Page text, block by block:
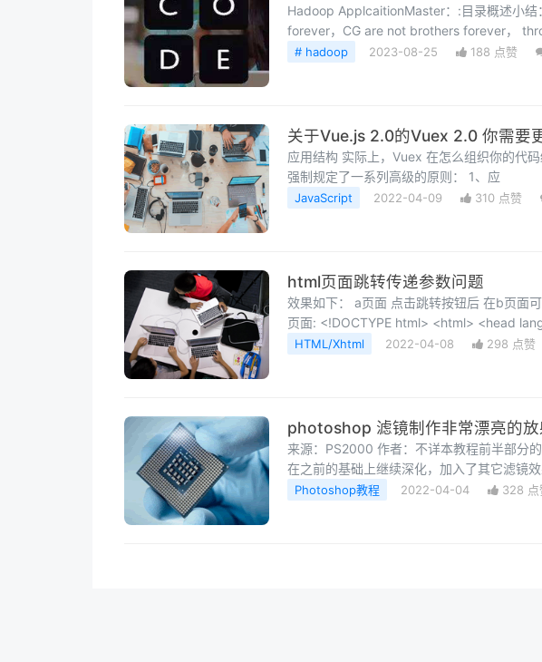
Hadoop ApplcaitionMaster：:目录概述小
forever，CG are not brothers forever，
forever.Modesty is not false, solid is not
# hadoop 2023-08-25 188 点赞
关于Vue.js 2.0的Vuex 2.0 你需要
应用结构 实际上，Vuex 在怎么组织你的代
强制规定了一系列高级的原则： 1、应
JavaScript 2022-04-09 310 点赞
html页面跳转传递参数问题
效果如下： a页面 点击跳转按钮后 在b页面可以获取到对应的值。 代码如下： a
页面: <!DOCTYPE html> <html> <head
HTML/Xhtml 2022-04-08 298 点赞
photoshop 滤镜制作非常漂亮的放
来源：PS2000 作者：不详本教程前半部分
在之前的基础上继续深化，加入了其它滤镜
Photoshop教程 2022-04-04 328 点